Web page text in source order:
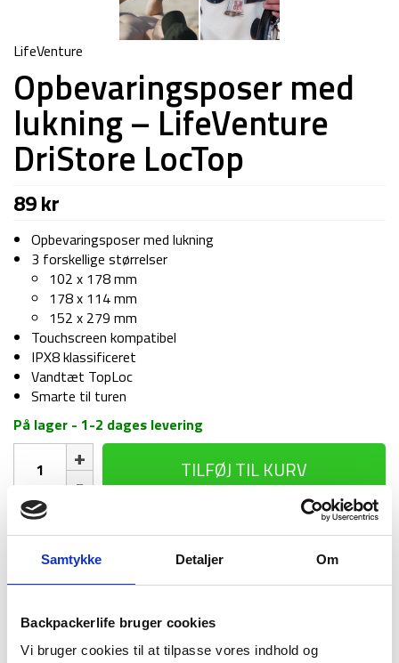
Samtykke Detaljer Om
Backpackerlife bruger cookies
Vi bruger cookies til at tilpasse vores indhold og
LifeVenture
Opbevaringsposer med
lukning – LifeVenture
DriStore LocTop
89kr
Opbevaringsposer med lukning
3 forskellige størrelser
102 x 178 mm
178 x 114 mm
152 x 279 mm
Touchscreen kompatibel
IPX8 klassificeret
Vandtæt TopLoc
Smarte til turen
På lager - 1-2 dages levering
Opbevaringsposer
med
lukning
LifeVenture
DriStore
LocTop
antal
TILFØJ TIL KURV
1-2 dages
levering
Fri fragt over
499 kr
100 dages
returret